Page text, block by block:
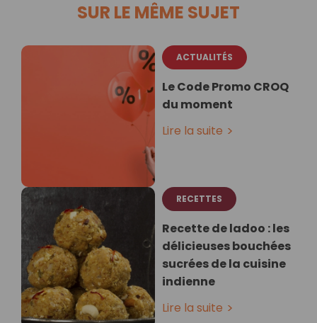
SUR LE MÊME SUJET
ACTUALITÉS
Le Code Promo CROQ
du moment
Lire la suite
RECETTES
Recette de ladoo : les
délicieuses bouchées
sucrées de la cuisine
indienne
Lire la suite